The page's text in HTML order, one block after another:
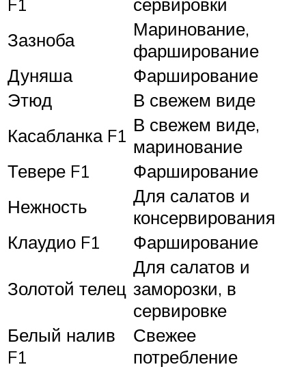
Зазноба
Маринование,
фарширование
Дуняша
Фарширование
Этюд
В свежем виде
Касабланка F1 В свежем виде,
маринование
Тевере F1
Фарширование
Нежность
Для салатов и
консервирования
Клаудио F1
Фарширование
Золотой телец
Для салатов и
заморозки, в
сервировке
Белый налив
F1
Свежее
потребление